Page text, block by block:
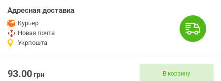
Адресная доставка
Курьер
Новая почта
Укрпошта
93.00грн В корзину